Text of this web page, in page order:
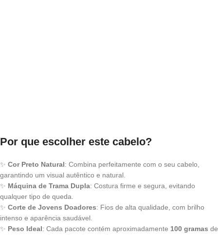
Por que escolher este cabelo?
✨ Cor Preto Natural: Combina perfeitamente com o seu cabelo,
garantindo um visual autêntico e natural.
✨ Máquina de Trama Dupla: Costura firme e segura, evitando
qualquer tipo de queda.
✨ Corte de Jovens Doadores: Fios de alta qualidade, com brilho
intenso e aparência saudável.
✨ Peso Ideal: Cada pacote contém aproximadamente 100 gramas de